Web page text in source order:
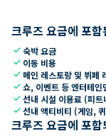
크루즈 요금에 포함
check숙박 요금
check 이동 비용
check 메인 레스토랑 및 뷔페
check쇼, 이벤트 등 엔터테인
check선내 시설 이용료 (피
check선내 액티비티 (게임,
크루즈 요금에 포